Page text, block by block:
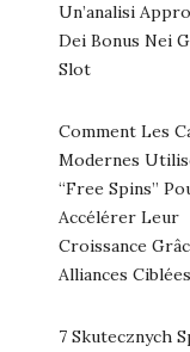
Un’analisi
Dei Bonus Nei
Slot
Comment Les
Modernes
“free Spins”
Accélérer Leur
Croissance
Alliances Ciblées
7 Skutecznych